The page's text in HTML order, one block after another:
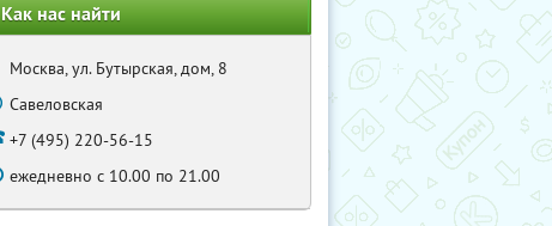
Как нас найти
Москва, ул. Бутырская, дом, 8
Савеловская
+7 (495) 220-56-15
ежедневно с 10.00 по 21.00